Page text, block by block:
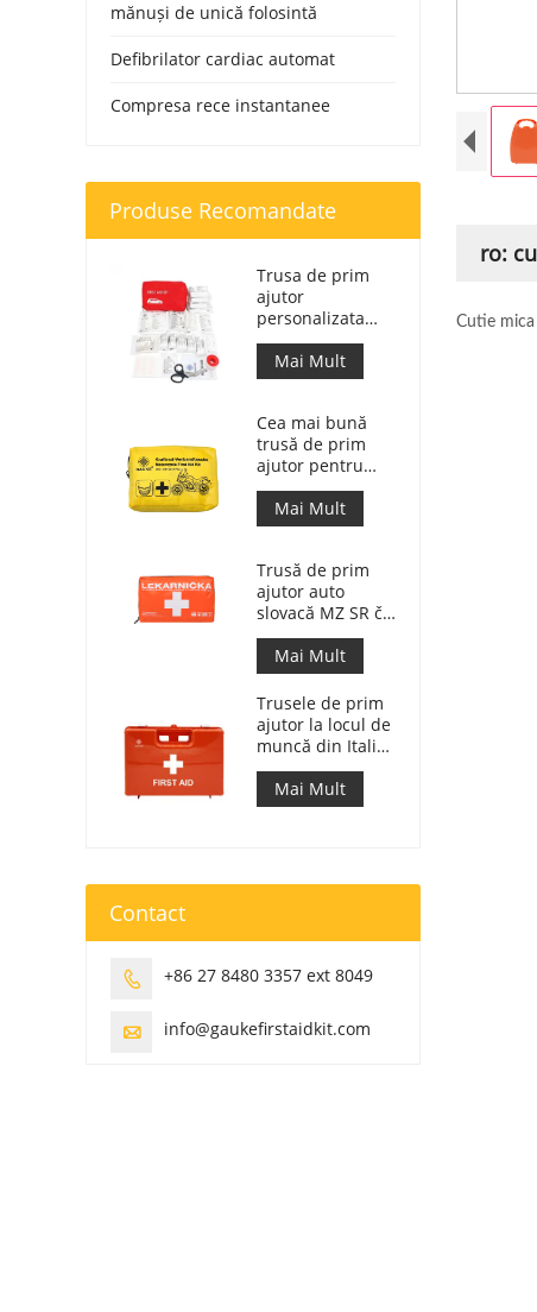
ro:
Cutie
mănuși de unică folosintă
Defibrilator cardiac automat
Compresa rece instantanee
Produse Recomandate
Trusa de prim
ajutor
personalizata
Geanta de
raspuns medical
pentru masina
Mai Mult
Cea mai bună
trusă de prim
ajutor pentru
motociclete de
aventură pentru
motocicliști
Mai Mult
Trusă de prim
ajutor auto
slovacă MZ SR č.
143/2009
Mai Mult
Trusele de prim
ajutor la locul de
muncă din Italia
respectă DM 388
din 15/07/2003
Mai Mult
Contact
 +86 27 8480 3357 ext 8049
 info@gaukefirstaidkit.com